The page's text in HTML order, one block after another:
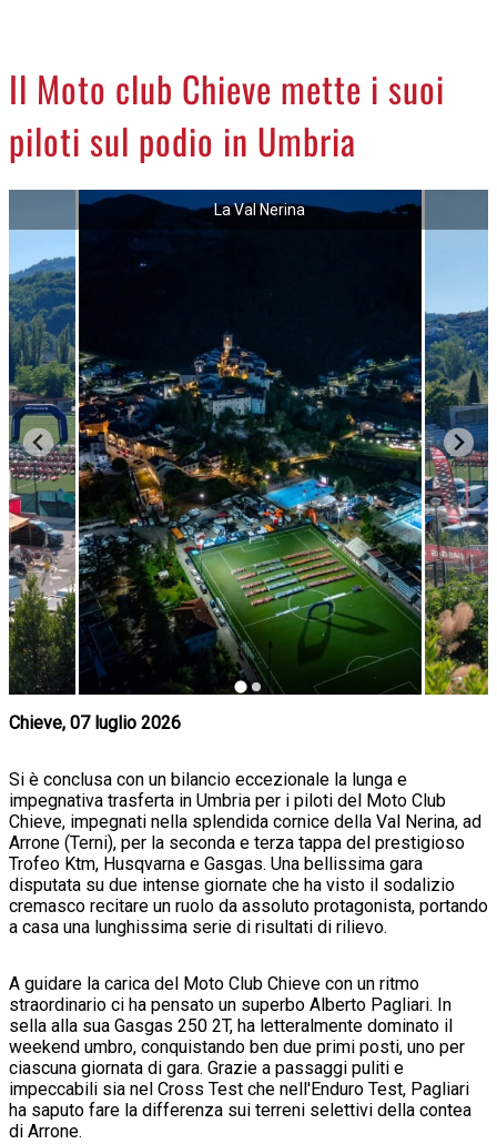
LA PIAZZA
ANIMALI
Il Moto club Chieve mette i suoi
piloti sul podio in Umbria
La Val Nerina
Chieve, 07 luglio 2026
Si è conclusa con un bilancio eccezionale la lunga e
impegnativa trasferta in Umbria per i piloti del Moto Club
Chieve, impegnati nella splendida cornice della Val Nerina, ad
Arrone (Terni), per la seconda e terza tappa del prestigioso
Trofeo Ktm, Husqvarna e Gasgas. Una bellissima gara
disputata su due intense giornate che ha visto il sodalizio
cremasco recitare un ruolo da assoluto protagonista, portando
a casa una lunghissima serie di risultati di rilievo.
A guidare la carica del Moto Club Chieve con un ritmo
straordinario ci ha pensato un superbo Alberto Pagliari. In
sella alla sua Gasgas 250 2T, ha letteralmente dominato il
weekend umbro, conquistando ben due primi posti, uno per
ciascuna giornata di gara. Grazie a passaggi puliti e
impeccabili sia nel Cross Test che nell'Enduro Test, Pagliari
ha saputo fare la differenza sui terreni selettivi della contea
di Arrone.